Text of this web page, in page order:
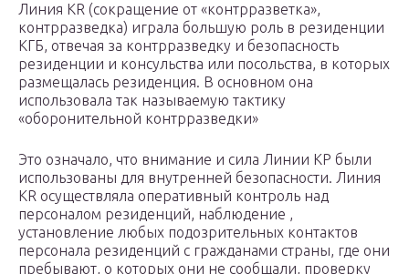
Линия KR (сокращение от «контрразветка»,
контрразведка) играла большую роль в резиденции
КГБ, отвечая за контрразведку и безопасность
резиденции и консульства или посольства, в которых
размещалась резиденция. В основном она
использовала так называемую тактику
«оборонительной контрразведки»
Это означало, что внимание и сила Линии КР были
использованы для внутренней безопасности. Линия
KR осуществляла оперативный контроль над
персоналом резиденций, наблюдение ,
установление любых подозрительных контактов
персонала резиденций с гражданами страны, где они
пребывают, о которых они не сообщали, проверку